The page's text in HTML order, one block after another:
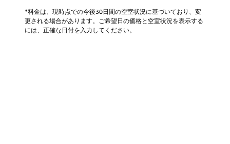
*料金は、現時点での今後30日間の空室状況に基づいており、変
更される場合があります。ご希望日の価格と空室状況を表示する
には、正確な日付を入力してください。